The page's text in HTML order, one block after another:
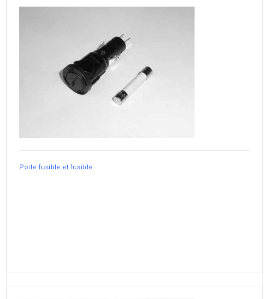
Porte fusible et fusible